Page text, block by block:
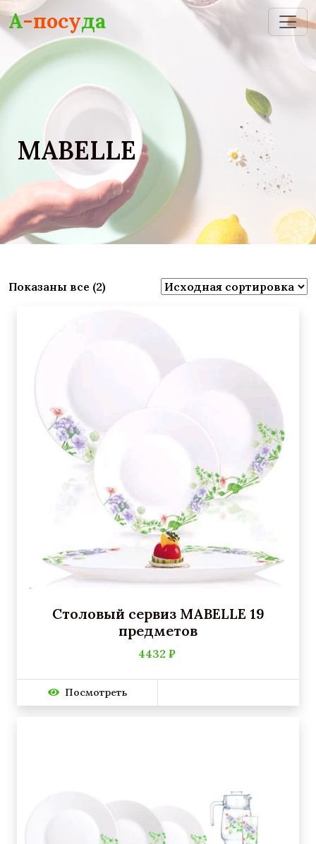
Skip to main content
А-посуда
MABELLE
Показаны все (2)
Столовый сервиз MABELLE 19
предметов
4432 ₽
Посмотреть